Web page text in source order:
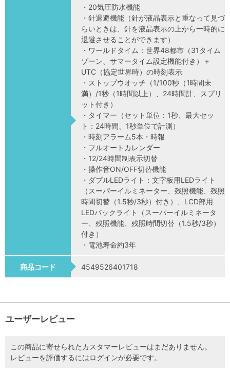
・20気圧防水機能
・針退避機能（針が液晶表示と重なって見づ
らいときは、針を液晶表示の上から一時的に
退避させることができます）
・ワールドタイム：世界48都市（31タイム
ゾーン、サマータイム設定機能付き）＋
UTC（協定世界時）の時刻表示
・ストップウオッチ（1/100秒（1時間未
満）/1秒（1時間以上）、24時間計、スプリ
ット付き）
・タイマー（セット単位：1秒、最大セッ
ト：24時間、1秒単位で計測）
・時刻アラーム5本・時報
・フルオートカレンダー
・12/24時間制表示切替
・操作音ON/OFF切替機能
・ダブルLEDライト：文字板用LEDライト
（スーパーイルミネーター、残照機能、残照
時間切替（1.5秒/3秒）付き）、LCD部用
LEDバックライト（スーパーイルミネータ
ー、残照機能、残照時間切替（1.5秒/3秒）
付き）
・電池寿命約3年
商品コード 4549526401718
ユーザーレビュー
この商品に寄せられたカスタマーレビューはまだありません。
レビューを評価するにはログインが必要です。